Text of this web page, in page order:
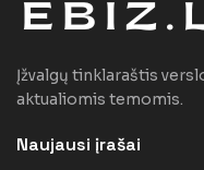
Įžvalgų tinklaraštis
aktualiomis temomis.
Naujausi įrašai